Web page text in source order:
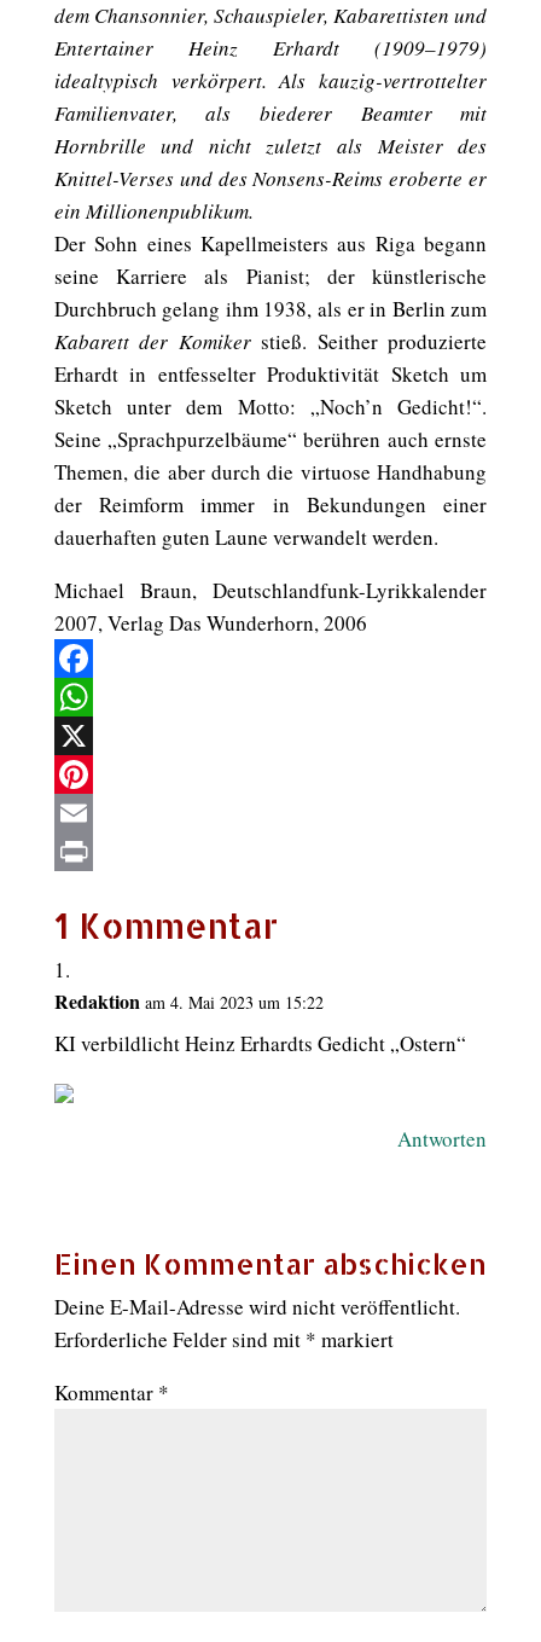
dem Chansonnier, Schauspieler, Kabarettisten und
Entertainer Heinz Erhardt (1909–1979)
idealtypisch verkörpert. Als kauzig-vertrottelter
Familienvater, als biederer Beamter mit
Hornbrille und nicht zuletzt als Meister des
Knittel-Verses und des Nonsens-Reims eroberte er
ein Millionenpublikum.
Der Sohn eines Kapellmeisters aus Riga begann
seine Karriere als Pianist; der künstlerische
Durchbruch gelang ihm 1938, als er in Berlin zum
Kabarett der Komikerstieß. Seither produzierte
Erhardt in entfesselter Produktivität Sketch um
Sketch unter dem Motto: „Noch’n Gedicht!“.
Seine „Sprachpurzelbäume“ berühren auch ernste
Themen, die aber durch die virtuose Handhabung
der Reimform immer in Bekundungen einer
dauerhaften guten Laune verwandelt werden.
Michael Braun, Deutschlandfunk-Lyrikkalender
2007, Verlag Das Wunderhorn, 2006
Facebook
WhatsApp
X
Pinterest
Email
1 Kommentar
Redaktion am 4. Mai 2023 um 15:22
KI verbildlicht Heinz Erhardts Gedicht „Ostern“
Antworten
Einen Kommentar abschicken
Deine E-Mail-Adresse wird nicht veröffentlicht.
Erforderliche Felder sind mit * markiert
Kommentar *